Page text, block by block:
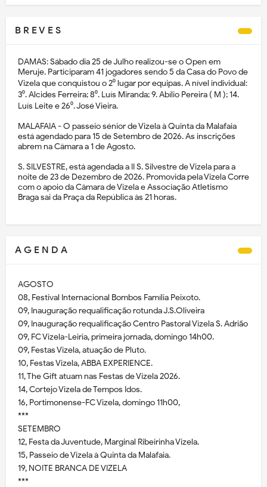
B R E V E S
DAMAS: Sábado dia 25 de Julho realizou-se o Open em
Meruje. Participaram 41 jogadores sendo 5 da Casa do Povo de
Vizela que conquistou o 2⁰ lugar por equipas. A nível individual:
3⁰. Alcides Ferreira; 8⁰. Luís Miranda; 9. Abílio Pereira ( M ); 14.
Luís Leite e 26⁰. José Vieira.
MALAFAIA - O passeio sénior de Vizela à Quinta da Malafaia
está agendado para 15 de Setembro de 2026. As inscrições
abrem na Câmara a 1 de Agosto.
S. SILVESTRE, está agendada a II S. Silvestre de Vizela para a
noite de 23 de Dezembro de 2026. Promovida pela Vizela Corre
com o apoio da Câmara de Vizela e Associação Atletismo
Braga sai da Praça da República às 21 horas.
A G E N D A
AGOSTO
08, Festival Internacional Bombos Família Peixoto.
09, Inauguração requalificação rotunda J.S.Oliveira
09, Inauguração requalificação Centro Pastoral Vizela S. Adrião
09, FC Vizela-Leiria, primeira jornada, domingo 14h00.
09, Festas Vizela, atuação de Pluto.
10, Festas Vizela, ABBA EXPERIENCE.
11, The Gift atuam nas Festas de Vizela 2026.
14, Cortejo Vizela de Tempos Idos.
16, Portimonense-FC Vizela, domingo 11h00,
***
SETEMBRO
12, Festa da Juventude, Marginal Ribeirinha Vizela.
15, Passeio de Vizela à Quinta da Malafaia.
19, NOITE BRANCA DE VIZELA
***